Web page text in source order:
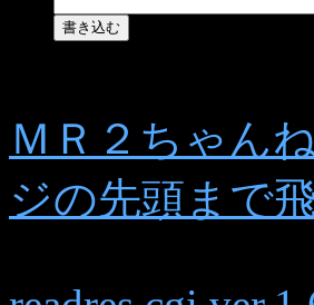
ＭＲ２ちゃん
ジの先頭まで